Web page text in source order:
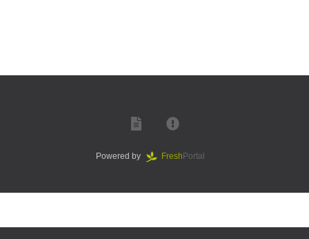
Powered by Fresh Portal